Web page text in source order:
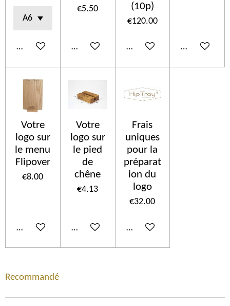
Add to cart
€5.50
Add to cart
(10p)
€120.00
Add to cart Add to cart
Votre
logo sur
le menu
Flipover
€8.00
Add to cart
Votre
logo sur
le pied
de
chêne
€4.13
Add to cart
Frais
uniques
pour la
préparat
ion du
logo
€32.00
Add to cart
Recommandé